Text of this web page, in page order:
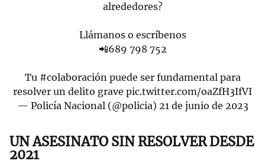
alrededores?
Llámanos o escríbenos
📲689 798 752
Tu #colaboraciónpuede ser fundamental para
resolver un delito grave pic.twitter.com/oaZfH3IfVI
— Policía Nacional (@policia) 21 de junio de 2023
UN ASESINATO SIN RESOLVER DESDE
2021